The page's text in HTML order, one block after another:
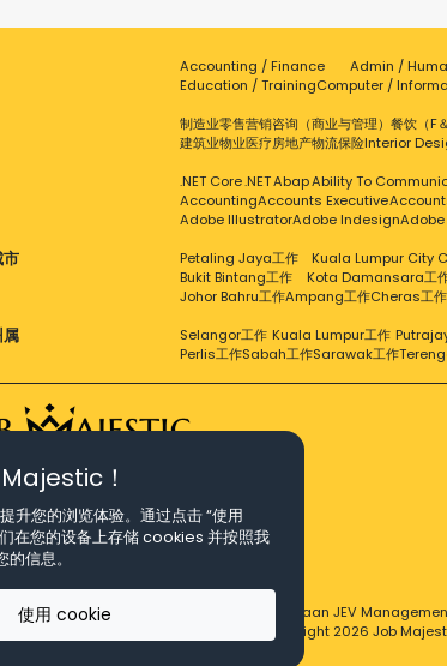
Accounting / Finance Admin /
Education / TrainingComputer /
制造业零售营销咨询（商业与管理）餐饮（F
建筑业物业医疗房地产物流保险Interior
.NET Core.NETAbapAbility To
AccountingAccounts Executive
Adobe IllustratorAdobe Indesign
市 Petaling Jaya工作 Kuala Lumpur City
Bukit Bintang工作
Kota Damansara工
Johor Bahru工作Ampang工作Cheras工作
属 Selangor工作 Kuala Lumpur工作
Perlis工作Sabah工作Sarawak工作
Majestic Life.
© Copyright 2026 Agensi Pekerjaan JEV
© Copyright 2026 Job
！
升您的浏览体验。通过点击 “使用
在您的设备上存储 cookies 并按照我
的信息。
使用 cookie